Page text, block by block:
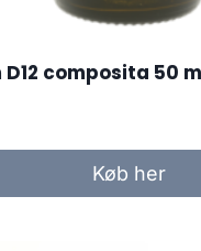
composita 50
Køb her